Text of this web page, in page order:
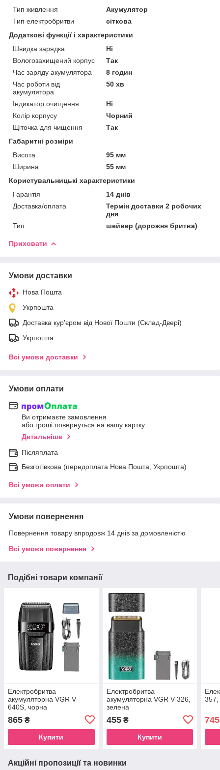
Тип живлення
Акумулятор
Тип електробритви
сіткова
Додаткові функції і характеристики
Швидка зарядка
Ні
Вологозахищений корпус
Так
Час заряду акумулятора
8 годин
Час роботи від
акумулятора
50 хв
Індикатор очищення
Ні
Колір корпусу
Чорний
Щіточка для чищення
Так
Габаритні розміри
Висота
95 мм
Ширина
55 мм
Користувальницькі характеристики
Гарантія
14 днів
Доставка/оплата
Термін доставки 2 робочих
дня
Тип
шейвер (дорожня бритва)
Приховати
Умови доставки
Нова Пошта
Укрпошта
Доставка кур'єром від Нової Пошти (Склад-Двері)
Укрпошта
Всі умови доставки
Умови оплати
Ви отримаєте замовлення
або гроші повернуться на вашу картку
Детальніше
Післяплата
Безготівкова (передоплата Нова Пошта, Укрпошта)
Всі умови оплати
Умови повернення
Повернення товару впродовж 14 днів за домовленістю
Всі умови повернення
Подібні товари компанії
Електробритва
акумуляторна VGR V-
640S, чорна
865 ₴
Купити
Електробритва
акумуляторна VGR V-326,
зелена
455₴
Купити
357,
745
Акційні пропозиції та новинки